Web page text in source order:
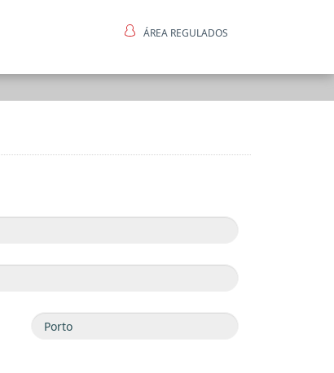
ÁREA REGULADOS